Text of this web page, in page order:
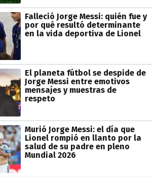
Falleció Jorge Messi: quién fue y
por qué resultó determinante
en la vida deportiva de Lionel
El planeta fútbol se despide de
Jorge Messi entre emotivos
mensajes y muestras de
respeto
Murió Jorge Messi: el día que
Lionel rompió en llanto por la
salud de su padre en pleno
Mundial 2026